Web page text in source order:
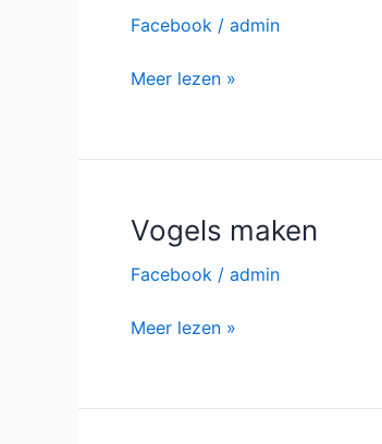
Facebook / admin
Bijeenkomst
2025
Meer lezen »
Vogels maken
Facebook / admin
Vogels
Meer lezen »